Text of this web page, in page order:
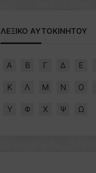
ΛΕΞΙΚΟ ΑΥΤΟΚΙΝΗΤΟΥ
Α Β Γ Δ Ε
Κ Λ Μ Ν Ο
Υ Φ Χ Ψ Ω